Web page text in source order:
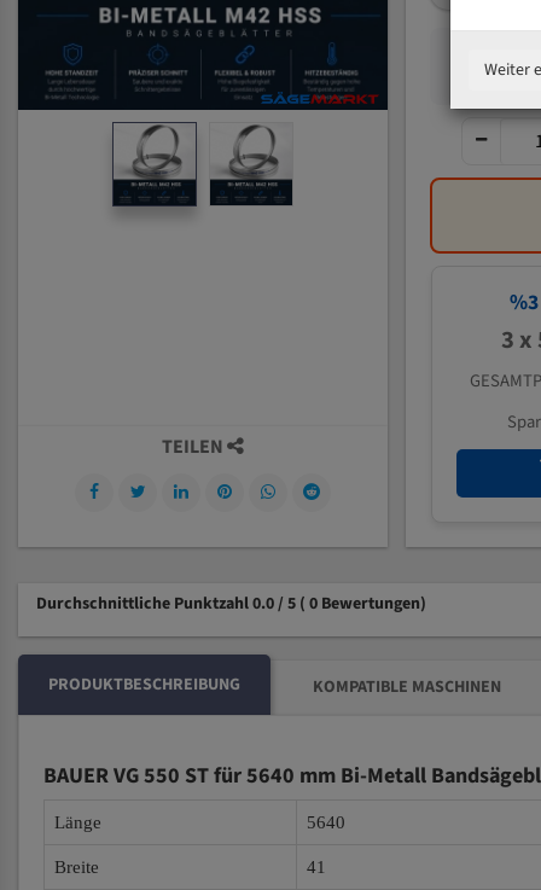
%3
3 x
TEILEN
Durchschnittliche Punktzahl 0.0 / 5 ( 0 Bewertungen)
PRODUKTBESCHREIBUNG KOMPATIBLE MASCHINEN
BAUER VG 550 ST für 5640 mm Bi-Metall
Länge 5640
Breite 41
Weiter